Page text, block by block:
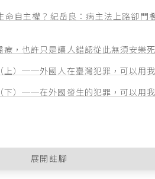
命自主權？紀岳良：病主法上路卻門
療，也許只是讓人錯認從此無須安樂死
上）──外國人在臺灣犯罪，可以用
下）──在外國發生的犯罪，可以用
展開註腳